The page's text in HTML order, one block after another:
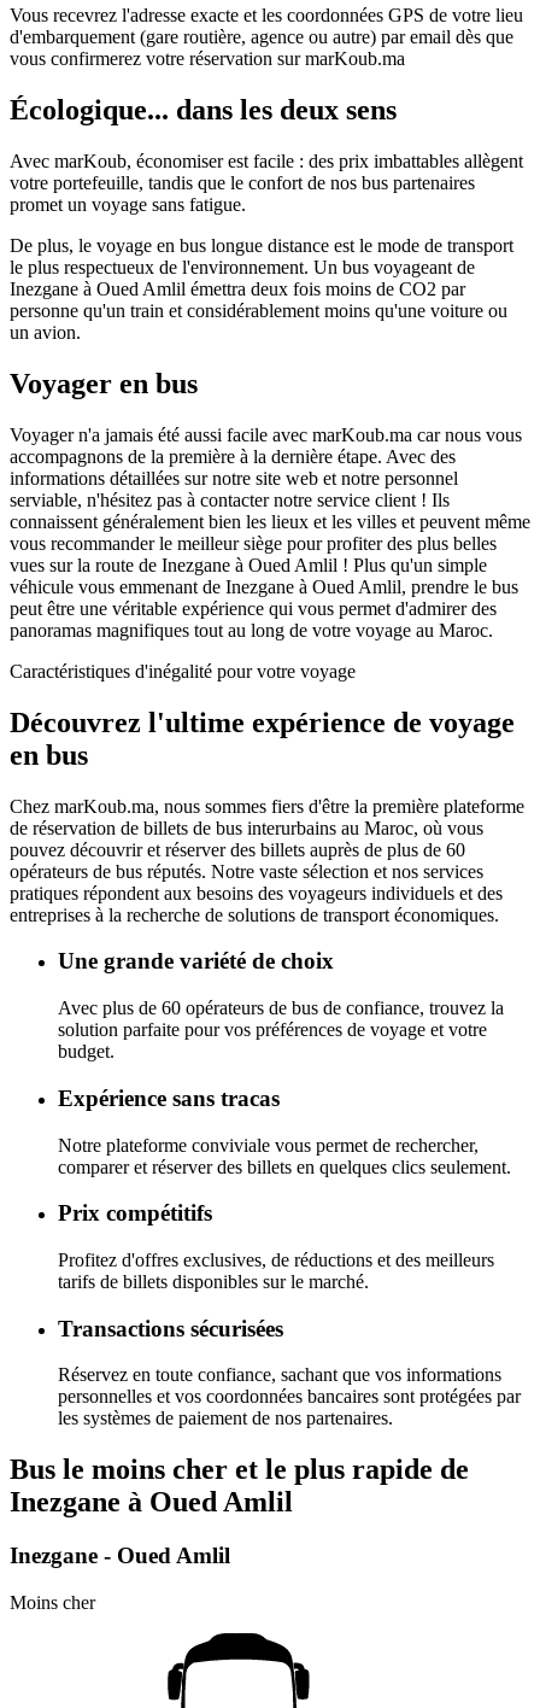
Vous recevrez l'adresse exacte et les coordonnées GPS de votre lieu
d'embarquement (gare routière, agence ou autre) par email dès que
vous confirmerez votre réservation sur marKoub.ma
Écologique... dans les deux sens
Avec marKoub, économiser est facile : des prix imbattables allègent
votre portefeuille, tandis que le confort de nos bus partenaires
promet un voyage sans fatigue.
De plus, le voyage en bus longue distance est le mode de transport
le plus respectueux de l'environnement. Un bus voyageant de
Inezgane à Oued Amlil émettra deux fois moins de CO2 par
personne qu'un train et considérablement moins qu'une voiture ou
un avion.
Voyager en bus
Voyager n'a jamais été aussi facile avec marKoub.ma car nous vous
accompagnons de la première à la dernière étape. Avec des
informations détaillées sur notre site web et notre personnel
serviable, n'hésitez pas à contacter notre service client ! Ils
connaissent généralement bien les lieux et les villes et peuvent même
vous recommander le meilleur siège pour profiter des plus belles
vues sur la route de Inezgane à Oued Amlil ! Plus qu'un simple
véhicule vous emmenant de Inezgane à Oued Amlil, prendre le bus
peut être une véritable expérience qui vous permet d'admirer des
panoramas magnifiques tout au long de votre voyage au Maroc.
Caractéristiques d'inégalité pour votre voyage
Découvrez l'ultime expérience de voyage
en bus
Chez marKoub.ma, nous sommes fiers d'être la première plateforme
de réservation de billets de bus interurbains au Maroc, où vous
pouvez découvrir et réserver des billets auprès de plus de 60
opérateurs de bus réputés. Notre vaste sélection et nos services
pratiques répondent aux besoins des voyageurs individuels et des
entreprises à la recherche de solutions de transport économiques.
Une grande variété de choix
Avec plus de 60 opérateurs de bus de confiance, trouvez la
solution parfaite pour vos préférences de voyage et votre
budget.
Expérience sans tracas
Notre plateforme conviviale vous permet de rechercher,
comparer et réserver des billets en quelques clics seulement.
Prix compétitifs
Profitez d'offres exclusives, de réductions et des meilleurs
tarifs de billets disponibles sur le marché.
Transactions sécurisées
Réservez en toute confiance, sachant que vos informations
personnelles et vos coordonnées bancaires sont protégées par
les systèmes de paiement de nos partenaires.
Bus le moins cher et le plus rapide de
Inezgane à Oued Amlil
Inezgane - Oued Amlil
Moins cher